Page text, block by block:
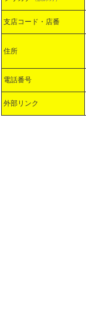
支店コード・店番
住所
電話番号
外部リンク